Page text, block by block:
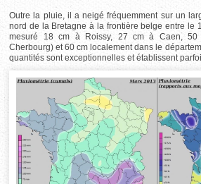
Outre la pluie, il a neigé fréquemment sur un
nord de la Bretagne à la frontière belge entre le
mesuré 18 cm à Roissy, 27 cm à Caen,
Cherbourg) et 60 cm localement dans le
quantités sont exceptionnelles et établissent